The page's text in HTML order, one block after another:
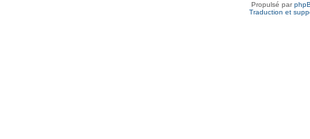
Propulsé par
Traduction et